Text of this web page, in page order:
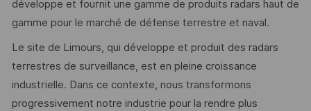
développe et fournit une gamme de produits radars haut de
gamme pour le marché de défense terrestre et naval.
Le site de Limours, qui développe et produit des radars
terrestres de surveillance, est en pleine croissance
industrielle. Dans ce contexte, nous transformons
progressivement notre industrie pour la rendre plus